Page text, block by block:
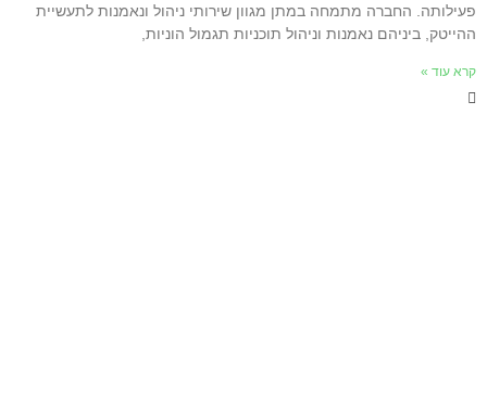
פעילותה. החברה מתמחה במתן מגוון שירותי ניהול ונאמנות לתעשיית
ההייטק, ביניהם נאמנות וניהול תוכניות תגמול הוניות,
קרא עוד »